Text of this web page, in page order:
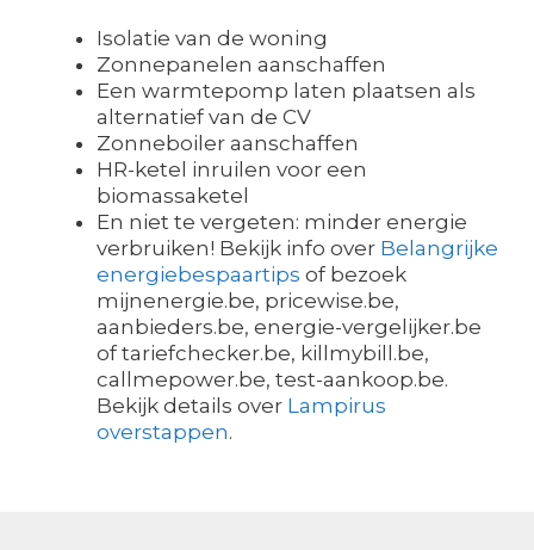
Isolatie van de woning
Zonnepanelen aanschaffen
Een warmtepomp laten plaatsen als
alternatief van de CV
Zonneboiler aanschaffen
HR-ketel inruilen voor een
biomassaketel
En niet te vergeten: minder energie
verbruiken! Bekijk info over Belangrijke
energiebespaartips of bezoek
mijnenergie.be, pricewise.be,
aanbieders.be, energie-vergelijker.be
of tariefchecker.be, killmybill.be,
callmepower.be, test-aankoop.be.
Bekijk details over Lampirus
overstappen.